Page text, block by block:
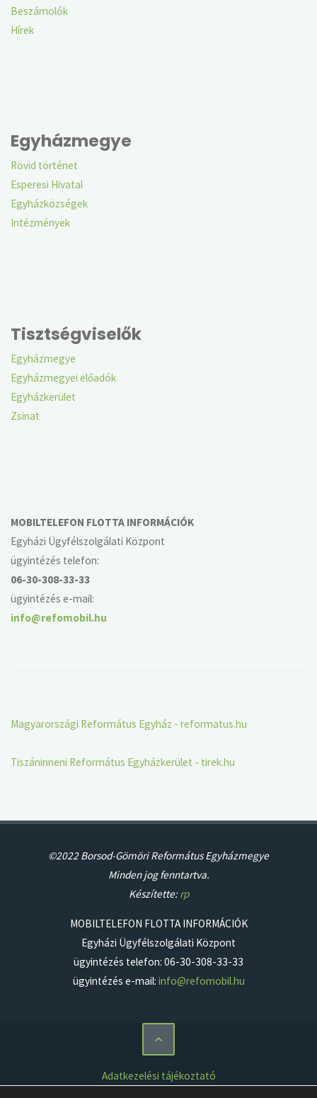
Beszámolók
Hírek
Egyházmegye
Rövid történet
Esperesi Hivatal
Egyházközségek
Intézmények
Tisztségviselők
Egyházmegye
Egyházmegyei előadók
Egyházkerület
Zsinat
MOBILTELEFON FLOTTA INFORMÁCIÓK
Egyházi Ügyfélszolgálati Központ
ügyintézés telefon:
06-30-308-33-33
ügyintézés e-mail:
info@refomobil.hu
Magyarországi Református Egyház - reformatus.hu
Tiszáninneni Református Egyházkerület - tirek.hu
©2022 Borsod-Gömöri Református Egyházmegye
Minden jog fenntartva.
Készítette:rp
MOBILTELEFON FLOTTA INFORMÁCIÓK
Egyházi Ügyfélszolgálati Központ
ügyintézés telefon: 06-30-308-33-33
ügyintézés e-mail: info@refomobil.hu
Adatkezelési tájékoztató